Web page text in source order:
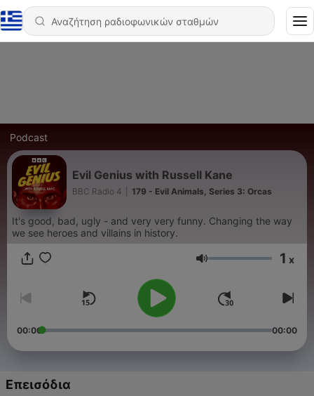
Podcast
Evil Genius with Russell Kane
BBC Radio 4 179 - Evil Animals, Series 3: Orcas
It's good, bad, ugly - and very very funny. Changing the way
we see heroes and villains in history.
Ένταση 1 x
00:00 00:00
Επεισόδια